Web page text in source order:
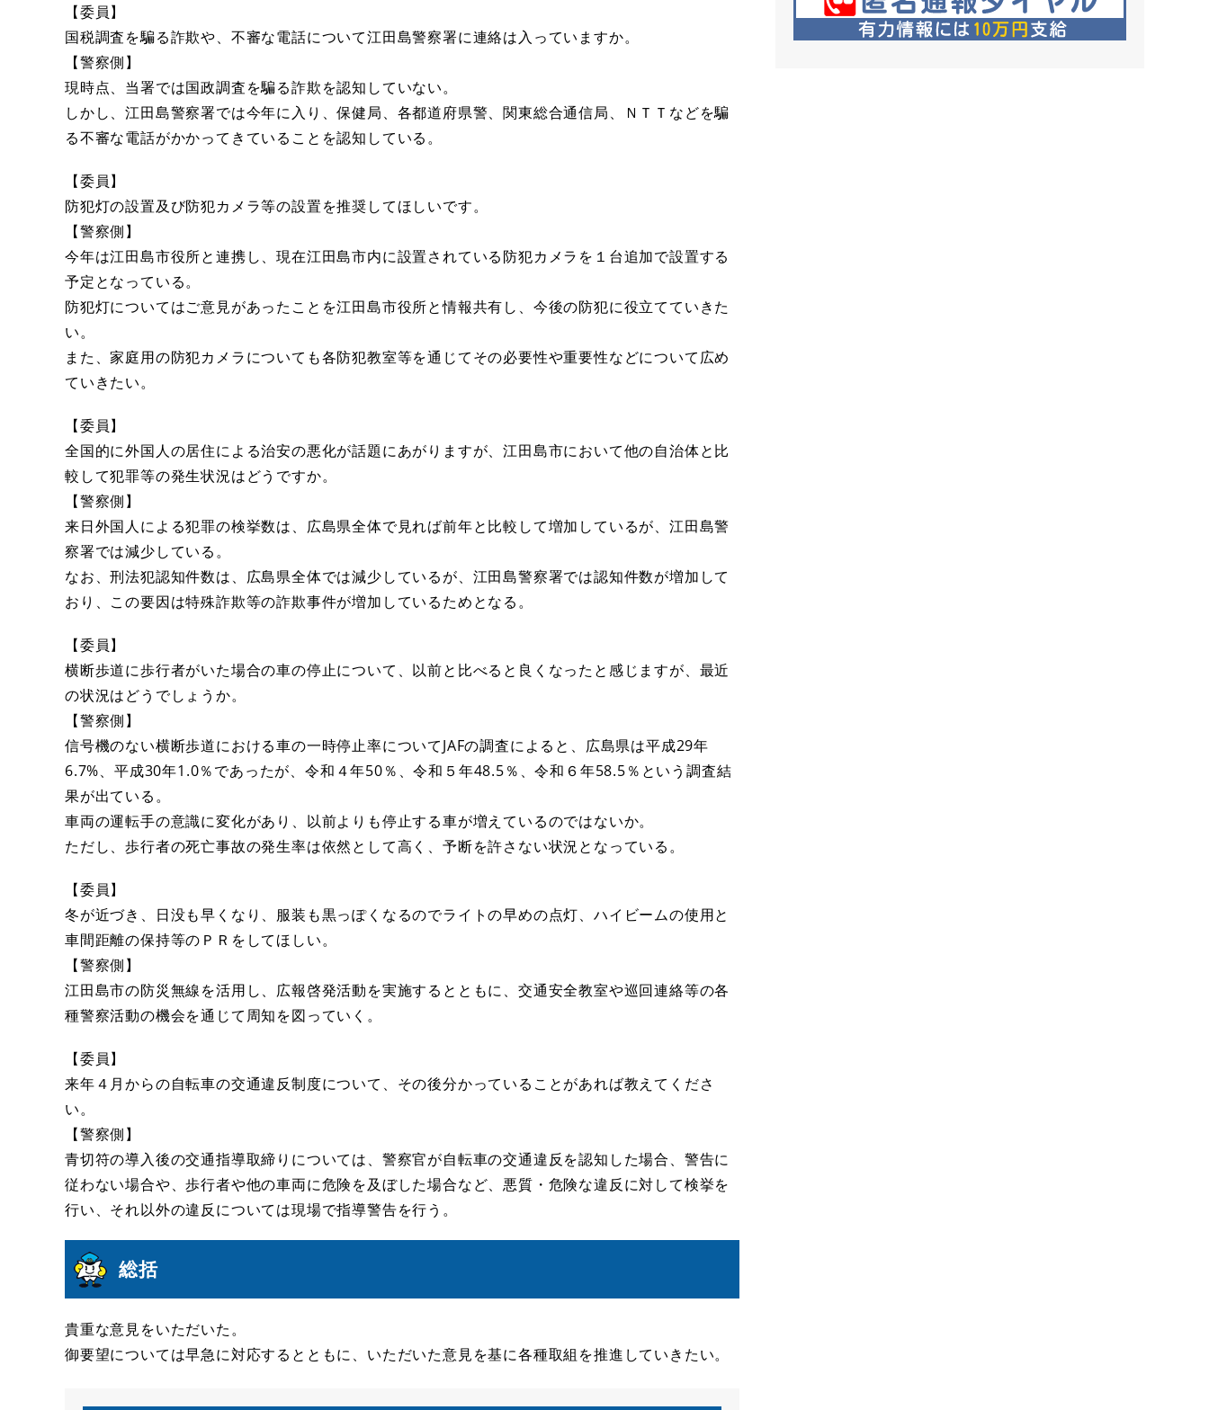
【委員】
国税調査を騙る詐欺や、不審な電話について江田島警察署に連絡は入っていますか。
【警察側】
現時点、当署では国政調査を騙る詐欺を認知していない。
しかし、江田島警察署では今年に入り、保健局、各都道府県警、関東総合通信局、ＮＴＴなどを騙
る不審な電話がかかってきていることを認知している。
【委員】
防犯灯の設置及び防犯カメラ等の設置を推奨してほしいです。
【警察側】
今年は江田島市役所と連携し、現在江田島市内に設置されている防犯カメラを１台追加で設置する
予定となっている。
防犯灯についてはご意見があったことを江田島市役所と情報共有し、今後の防犯に役立てていきた
い。
また、家庭用の防犯カメラについても各防犯教室等を通じてその必要性や重要性などについて広め
ていきたい。
【委員】
全国的に外国人の居住による治安の悪化が話題にあがりますが、江田島市において他の自治体と比
較して犯罪等の発生状況はどうですか。
【警察側】
来日外国人による犯罪の検挙数は、広島県全体で見れば前年と比較して増加しているが、江田島警
察署では減少している。
なお、刑法犯認知件数は、広島県全体では減少しているが、江田島警察署では認知件数が増加して
おり、この要因は特殊詐欺等の詐欺事件が増加しているためとなる。
【委員】
横断歩道に歩行者がいた場合の車の停止について、以前と比べると良くなったと感じますが、最近
の状況はどうでしょうか。
【警察側】
信号機のない横断歩道における車の一時停止率についてJAFの調査によると、広島県は平成29年
6.7%、平成30年1.0％であったが、令和４年50％、令和５年48.5％、令和６年58.5％という調査結
果が出ている。
車両の運転手の意識に変化があり、以前よりも停止する車が増えているのではないか。
ただし、歩行者の死亡事故の発生率は依然として高く、予断を許さない状況となっている。
【委員】
冬が近づき、日没も早くなり、服装も黒っぽくなるのでライトの早めの点灯、ハイビームの使用と
車間距離の保持等のＰＲをしてほしい。
【警察側】
江田島市の防災無線を活用し、広報啓発活動を実施するとともに、交通安全教室や巡回連絡等の各
種警察活動の機会を通じて周知を図っていく。
【委員】
来年４月からの自転車の交通違反制度について、その後分かっていることがあれば教えてくださ
い。
【警察側】
青切符の導入後の交通指導取締りについては、警察官が自転車の交通違反を認知した場合、警告に
従わない場合や、歩行者や他の車両に危険を及ぼした場合など、悪質・危険な違反に対して検挙を
行い、それ以外の違反については現場で指導警告を行う。
総括
貴重な意見をいただいた。
御要望については早急に対応するとともに、いただいた意見を基に各種取組を推進していきたい。